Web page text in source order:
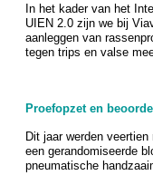
In het kader van het
UIEN 2.0 zijn we bij
aanleggen van
tegen trips en valse
Proefopzet en
Dit jaar werden
een gerandomiseerde
pneumatische